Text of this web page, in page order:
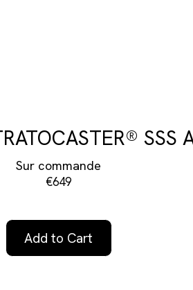
SSS
Sur commande
€649
Add to Cart